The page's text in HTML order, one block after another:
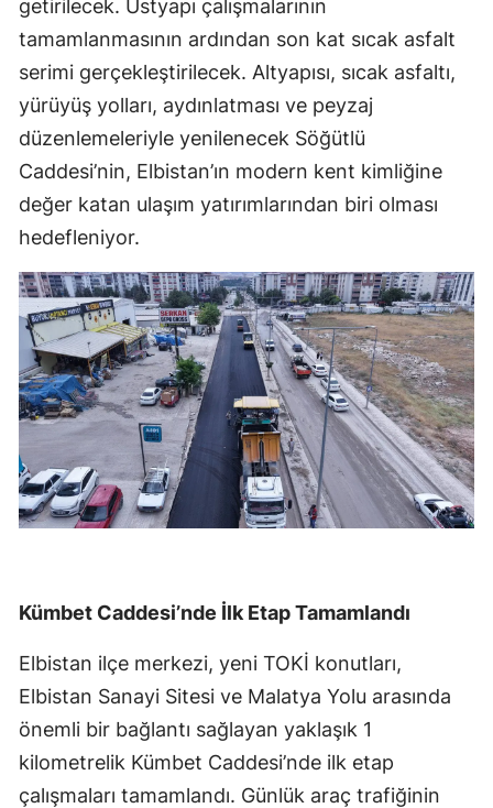
getirilecek. Üstyapı çalışmalarının
tamamlanmasının ardından son kat sıcak asfalt
serimi gerçekleştirilecek. Altyapısı, sıcak asfaltı,
yürüyüş yolları, aydınlatması ve peyzaj
düzenlemeleriyle yenilenecek Söğütlü
Caddesi’nin, Elbistan’ın modern kent kimliğine
değer katan ulaşım yatırımlarından biri olması
hedefleniyor.
Kümbet Caddesi’nde İlk Etap Tamamlandı
Elbistan ilçe merkezi, yeni TOKİ konutları,
Elbistan Sanayi Sitesi ve Malatya Yolu arasında
önemli bir bağlantı sağlayan yaklaşık 1
kilometrelik Kümbet Caddesi’nde ilk etap
çalışmaları tamamlandı. Günlük araç trafiğinin